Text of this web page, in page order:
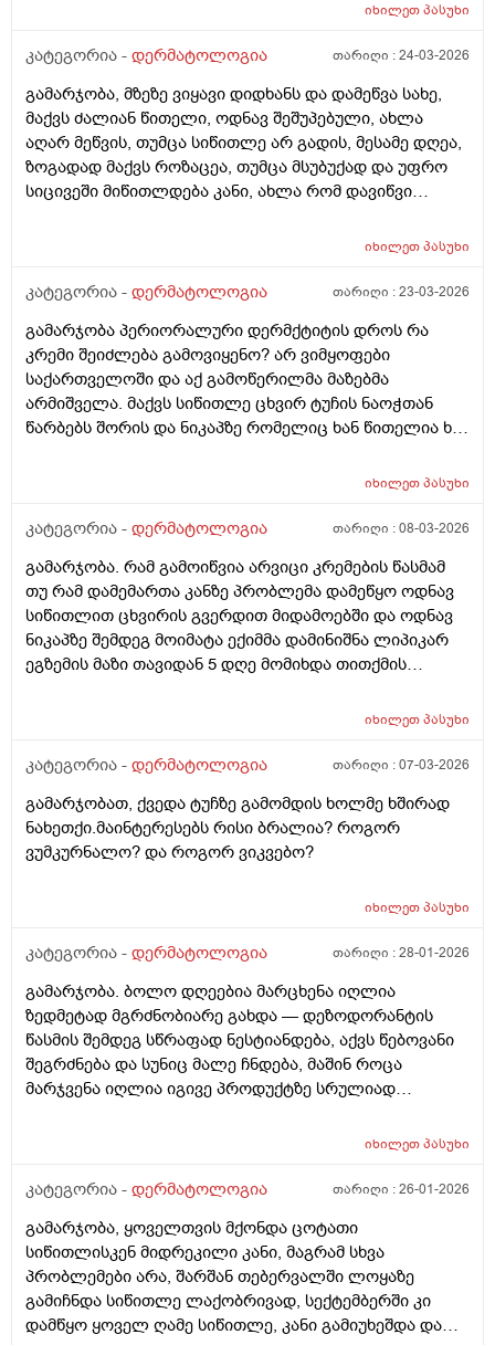
იხილეთპასუხი
კატეგორია - დერმატოლოგია თარიღი :24-03-2026
გამარჯობა, მზეზე ვიყავი დიდხანს და დამეწვა სახე,
მაქვს ძალიან წითელი, ოდნავ შეშუპებული, ახლა
აღარ მეწვის, თუმცა სიწითლე არ გადის, მესამე დღეა,
ზოგადად მაქვს როზაცეა, თუმცა მსუბუქად და უფრო
სიცივეში მიწითლდება კანი, ახლა რომ დავიწვი
შეიძლება რომ უფრო გამიღიზიანდეს? და ამიხილეთპასუხი
კატეგორია - დერმატოლოგია თარიღი :23-03-2026
გამარჯობა პერიორალური დერმქტიტის დროს რა
კრემი შეიძლება გამოვიყენო? არ ვიმყოფები
საქართველოში და აქ გამოწერილმა მაზებმა
არმიშველა. მაქვს სიწითლე ცხვირ ტუჩის ნაოჭთან
წარბებს შორის და ნიკაპზე რომელიც ხან წითელია ხან
მირჩიეთ რა მაზი შემიძლია გამოვიყენო. მადლობა
იხილეთპასუხი
კატეგორია - დერმატოლოგია თარიღი :08-03-2026
გამარჯობა. რამ გამოიწვია არვიცი კრემების წასმამ
თუ რამ დამემართა კანზე პრობლემა დამეწყო ოდნავ
სიწითლით ცხვირის გვერდით მიდამოებში და ოდნავ
ნიკაპზე შემდეგ მოიმატა ექიმმა დამინიშნა ლიპიკარ
ეგზემის მაზი თავიდან 5 დღე მომიხდა თითქმის
და დაემატა წარბებს შორის . გავაგრძელე ეს ეგზემია
არ ვისმევ მაგრამ კანი მაქვს საშინლად გამომშრალი
ზუსტად რა მჭირს მეშინია რაიმე კრემია წასმა რომ
უარესი არ დამემართოს რა შეიძლება გავაკეთო ?
იხილეთპასუხი
კატეგორია - დერმატოლოგია თარიღი :07-03-2026
გამარჯობათ, ქვედა ტუჩზე გამომდის ხოლმე ხშირად
ნახეთქი.მაინტერესებს რისი ბრალია? როგორ
ვუმკურნალო? და როგორ ვიკვებო?
იხილეთპასუხი
კატეგორია - დერმატოლოგია თარიღი :28-01-2026
გამარჯობა. ბოლო დღეებია მარცხენა იღლია
ზედმეტად მგრძნობიარე გახდა — დეზოდორანტის
წასმის შემდეგ სწრაფად ნესტიანდება, აქვს წებოვანი
შეგრძნება და სუნიც მალე ჩნდება, მაშინ როცა
მარჯვენა იღლია იგივე პროდუქტზე სრულიად
ტკივილი არ მაქვს, მაგრამ აშკარა ასიმეტრიაა
კანის გაღიზიანება, ოფლის ჯირკვლების აქტივობის
როგორი ტიპის მოვლას მირჩევთ ვარ 17 წლის ბიჭი
ბევრი სხვადასხვა დეზოდორანტი მიხმარია და
აღმოვაჩინე რო დეზოდორანტებში არ არის საქმე
არამედ ჩემს მარცხენა იღლიაშია. მადლობა წინასწარ
პასუხისთვის
იხილეთპასუხი
კატეგორია - დერმატოლოგია თარიღი :26-01-2026
გამარჯობა, ყოველთვის მქონდა ცოტათი
სიწითლისკენ მიდრეკილი კანი, მაგრამ სხვა
პრობლემები არა, შარშან თებერვალში ლოყაზე
გამიჩნდა სიწითლე ლაქობრივად, სექტემბერში კი
დამწყო ყოველ ღამე სიწითლე, კანი გამიუხეშდა და